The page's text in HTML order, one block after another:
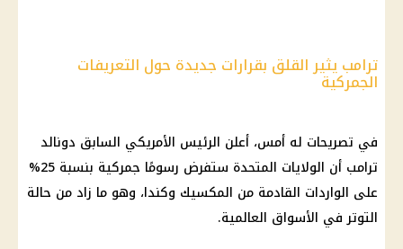
ترامب يثير القلق بقرارات جديدة حول التعريفات
الجمركية
في تصريحات له أمس، أعلن الرئيس الأمريكي السابق دونالد
ترامب أن الولايات المتحدة
ستفرض رسومًا جمركية بنسبة 25%
على الواردات القادمة من المكسيك وكندا، وهو ما زاد من حالة
التوتر في الأسواق العالمية.